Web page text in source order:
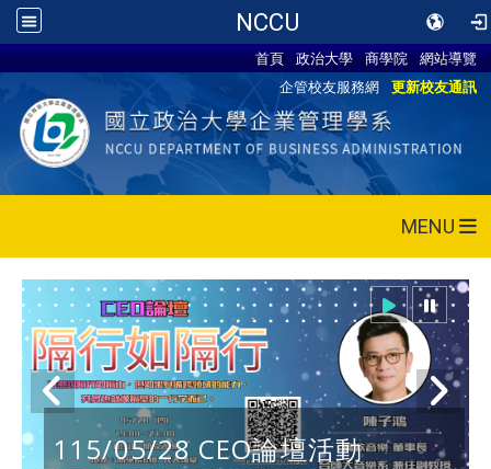
NCCU
首頁 政治大學 商學院
網站導覽
企管校友服務網
更新校友通訊
MENU
115/05/28 CEO論壇活動